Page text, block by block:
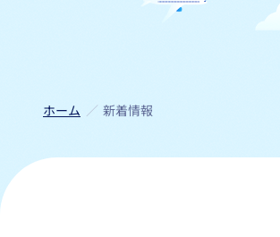
ホーム 新着情報